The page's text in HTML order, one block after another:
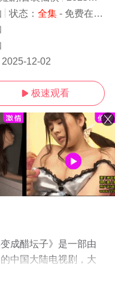
状态： 全集- 免费在线观看
2025-12-02
 极速观看
成醋坛子》是一部由
中国大陆电视剧，大
观看高清无删减完整